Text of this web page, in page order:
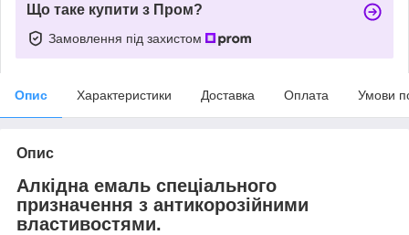
Що таке купити з Пром?
Замовлення під захистом
Опис Характеристики Доставка Оплата Умови
Опис
Алкідна емаль спеціального
призначення з антикорозійними
властивостями.